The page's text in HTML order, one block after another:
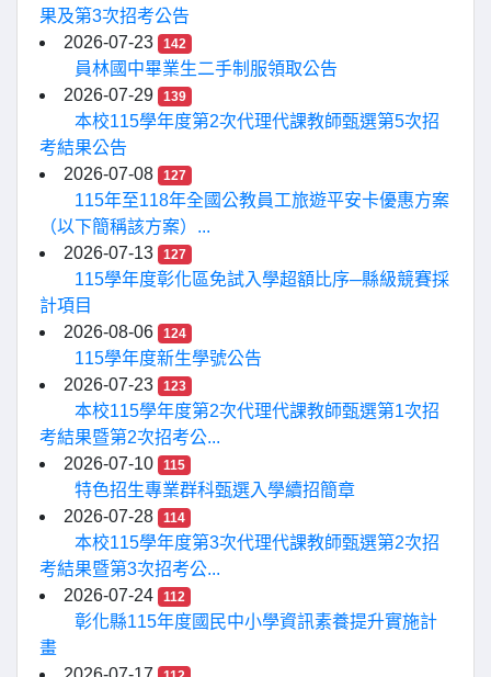
果及第3次招考公告
2026-07-23
142
員林國中畢業生二手制服領取公告
2026-07-29
139
本校115學年度第2次代理代課教師甄選第5次招
考結果公告
2026-07-08
127
115年至118年全國公教員工旅遊平安卡優惠方案
（以下簡稱該方案）...
2026-07-13
127
115學年度彰化區免試入學超額比序─縣級競賽採
計項目
2026-08-06
124
115學年度新生學號公告
2026-07-23
123
本校115學年度第2次代理代課教師甄選第1次招
考結果暨第2次招考公...
2026-07-10
115
特色招生專業群科甄選入學續招簡章
2026-07-28
114
本校115學年度第3次代理代課教師甄選第2次招
考結果暨第3次招考公...
2026-07-24
112
彰化縣115年度國民中小學資訊素養提升實施計
畫